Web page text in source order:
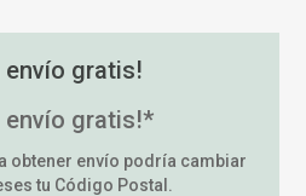
envío gratis!
envío gratis!*
obtener envío podría cambiar
tu Código Postal.